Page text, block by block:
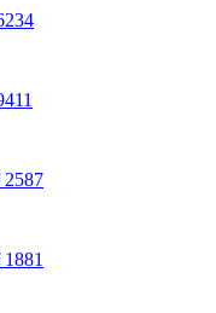
2587
1881